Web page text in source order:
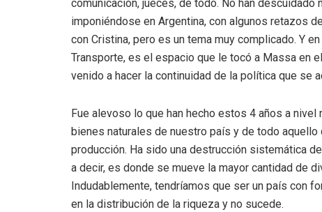
comunicación, jueces, de todo. No han
imponiéndose en Argentina, con algunos retazos
con Cristina, pero es un tema muy complicado. Y
Transporte, es el espacio que le tocó a Massa en
venido a hacer la continuidad de la política que se
Fue alevoso lo que han hecho estos 4 años a
bienes naturales de nuestro país y de todo
producción. Ha sido una destrucción sistemática
a decir, es donde se mueve la mayor cantidad de
Indudablemente, tendríamos que ser un país con
en la distribución de la riqueza y no sucede.